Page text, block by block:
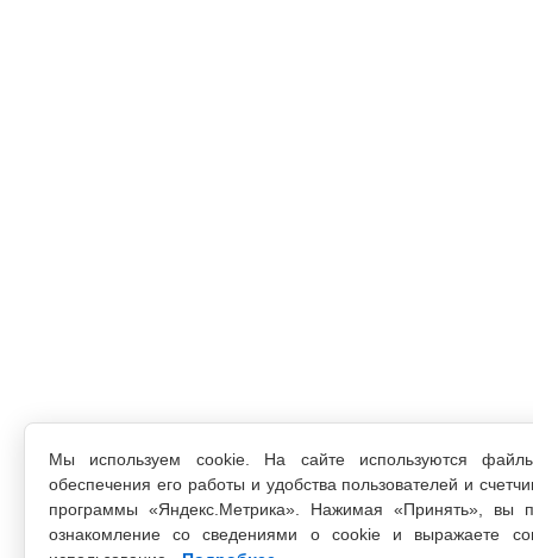
Мы используем cookie. На сайте используются
обеспечения его работы и удобства пользователей и
программы «Яндекс.Метрика». Нажимая «Принять», вы
ознакомление со сведениями о cookie и выражаете